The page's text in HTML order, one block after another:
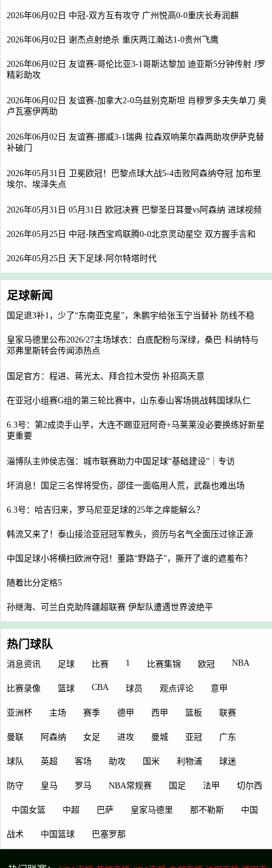
2026年06月02日 中冠-双方互有攻守 广州悦高0-0重庆长寿润麒
2026年06月02日 谢杰点射绝杀 重庆两江瀚达1-0贵州飞鹰
2026年06月02日 友谊赛-哥伦比亚3-1哥斯达黎加 迪亚斯5分钟传射 J罗
精彩助攻
2026年06月02日 友谊赛-加拿大2-0乌兹别克斯坦 肖穆罗多夫失单刀 奥
卢瓦塞伊两助
2026年06月02日 友谊赛-挪威3-1瑞典 拉森双响莱尔森两助攻伊萨克替
补破门
2026年05月31日 卫冕欧冠！巴黎点球大战5-4击败阿森纳夺冠 加布里
埃尔、埃泽失点
2026年05月31日 05月31日 欧冠决赛 巴黎圣日耳曼vs阿森纳 进球视频
2026年05月25日 中冠-陕西宝鸡联腾0-0北京灵动星空 双方握手言和
2026年05月25日 天下足球-阿尔特塔时代
足球新闻
国足退3补1，少了“东南亚克星”，朱鹏宇给张玉宁当替补 防线不稳
皇家马德里公布2026/27主场球衣：白底配粉与深绿，桑巴·科纳特与
邓弗里斯转会传闻添热点
国足官方：程进、蒋光太、拜合拉木受伤 补招高天意
在亚冠小组赛G组的第三轮比赛中，山东泰山客场挑战韩国球队仁
6.3号：第2成烫手山芋，大连不踢亚冠阿奇+马莱莱没必要换练好新星
更重要
淄博队主帅侯志强：城市联赛助力中国足球“基础建设”｜专访
坏消息！国足三名悍将受伤，邵佳一面临用人荒，武磊也难出场
6.3号：哈吉归来，罗马尼亚足球的25年之痒能解么？
韩流又来了！泰山接洽亚冠冠军教头，资历与名气全面压过徐正源
中国足球小将横扫欧洲夺冠！董路“野路子”，撕开了谁的遮羞布？
随着比分定格5
孙继海、可兰白克助阵疆超联赛 伊犁队遭遇世界波绝平
热门球队
消息资讯 足球 比赛 1 比赛集锦 欧冠 NBA
比赛录像 篮球 CBA 球员 观点评论 意甲
亚洲杯 主场 赛季 德甲 西甲 篮板 联赛
曼联 阿森纳 女足 进攻 曼城 亚冠 广东
球队 英超 客场 助攻 国米 利物浦 球迷
防守 皇马 罗马 NBA常规赛 国足 法甲 切尔西
中国女篮 中超 巴萨 皇家马德里 那不勒斯 中国
战术 中国篮球 巴塞罗那